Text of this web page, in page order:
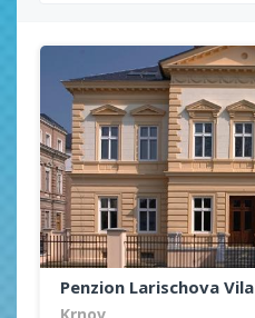
Penzion Larischova Vila